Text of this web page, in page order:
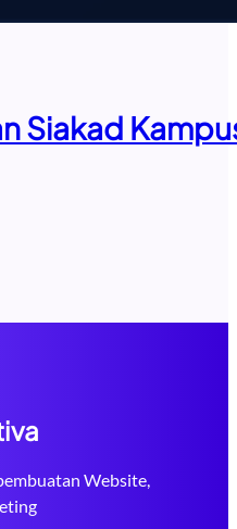
Siakad
Website,